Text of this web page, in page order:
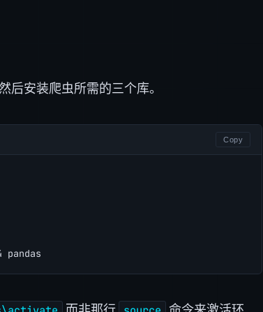
安装爬虫所需的三个库。
Copy